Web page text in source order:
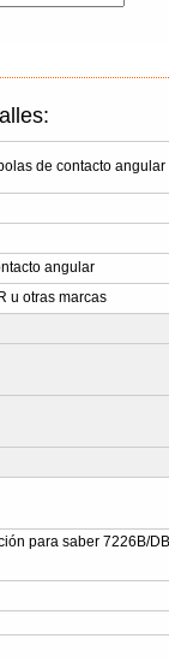
de contacto angular
angular
u otras marcas
para saber 7226B/